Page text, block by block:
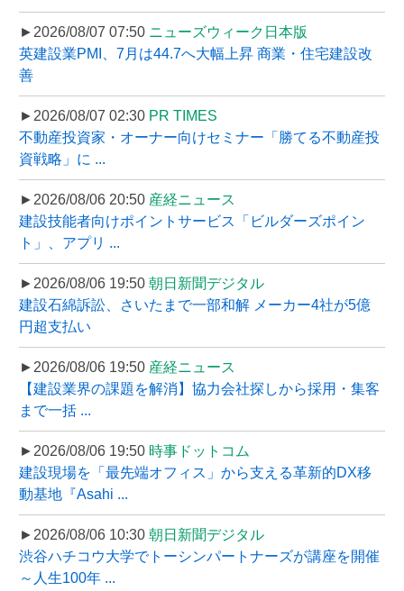
►2026/08/07 07:50 ニューズウィーク日本版
英建設業PMI、7月は44.7へ大幅上昇 商業・住宅建設改
善
►2026/08/07 02:30 PR TIMES
不動産投資家・オーナー向けセミナー「勝てる不動産投
資戦略」に ...
►2026/08/06 20:50 産経ニュース
建設技能者向けポイントサービス「ビルダーズポイン
ト」、アプリ ...
►2026/08/06 19:50 朝日新聞デジタル
建設石綿訴訟、さいたまで一部和解 メーカー4社が5億
円超支払い
►2026/08/06 19:50 産経ニュース
【建設業界の課題を解消】協力会社探しから採用・集客
まで一括 ...
►2026/08/06 19:50 時事ドットコム
建設現場を「最先端オフィス」から支える革新的DX移
動基地『Asahi ...
►2026/08/06 10:30 朝日新聞デジタル
渋谷ハチコウ大学でトーシンパートナーズが講座を開催
～人生100年 ...